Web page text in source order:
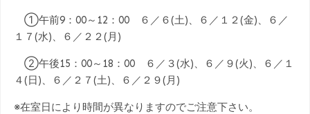
①午前9：00～12：00 ６／６(土)、６／１２(金)、６／
１７(水)、６／２２(月)
②午後15：00～18：00 ６／３(水)、６／９(火)、６／１
４(日)、６／２７(土)、６／２９(月)
※在室日により時間が異なりますのでご注意下さい。